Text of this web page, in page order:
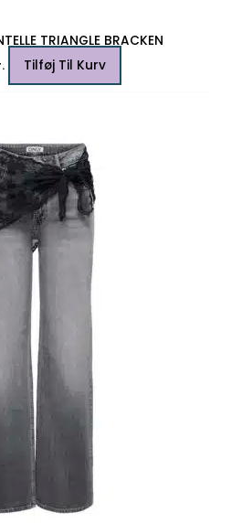
TRIANGLE BRACKEN
Tilføj Til Kurv